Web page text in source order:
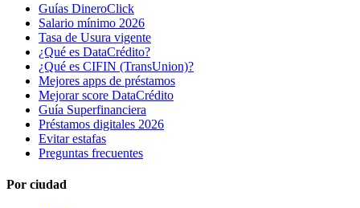
Guías DineroClick
Salario mínimo 2026
Tasa de Usura vigente
¿Qué es DataCrédito?
¿Qué es CIFIN (TransUnion)?
Mejores apps de préstamos
Mejorar score DataCrédito
Guía Superfinanciera
Préstamos digitales 2026
Evitar estafas
Preguntas frecuentes
Por ciudad